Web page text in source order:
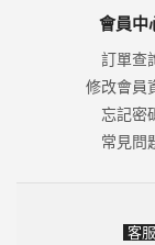
會員中
訂單查
修改會員
忘記密
常見問
客